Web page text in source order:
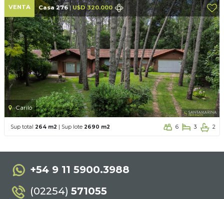
VENTA Casa 276|U$D 320.000
Cariló
Sup total 264 m2 | Sup lote 2690 m2 6 3 2
+54 9 11 5900.3988
(02254) 571055